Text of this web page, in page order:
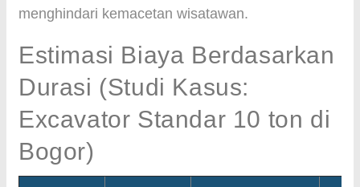
menghindari kemacetan wisatawan.
Estimasi Biaya Berdasarkan
Durasi (Studi Kasus:
Excavator Standar 10 ton di
Bogor)